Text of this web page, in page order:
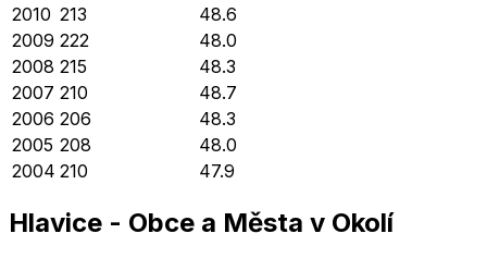
2010 213
48.6
2009 222
48.0
2008 215
48.3
2007 210
48.7
2006 206
48.3
2005 208
48.0
2004 210 47.9
Hlavice - Obce a Města v Okolí